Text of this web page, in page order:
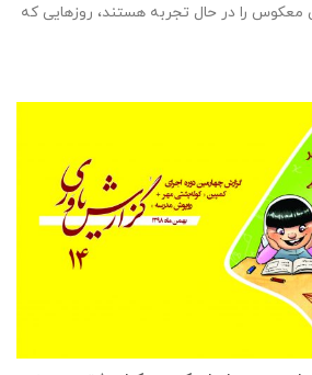
را در حال تجربه هستند، روزهایی که